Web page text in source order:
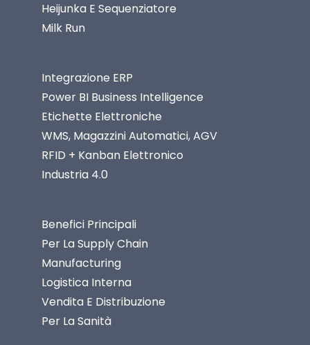
Heijunka E Sequenziatore
Milk Run
Integrazione ERP
Power BI Business Intelligence
Etichette Elettroniche
WMS, Magazzini Automatici, AGV
RFID + Kanban Elettronico
Industria 4.0
Benefici Principali
Per La Supply Chain
Manufacturing
Logistica Interna
Vendita E Distribuzione
Per La Sanità